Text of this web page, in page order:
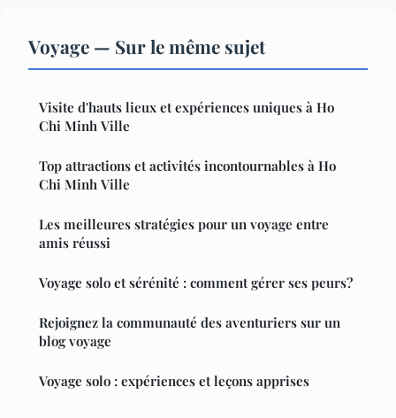
Voyage — Sur le même sujet
Visite d'hauts lieux et expériences uniques à Ho
Chi Minh Ville
Top attractions et activités incontournables à Ho
Chi Minh Ville
Les meilleures stratégies pour un voyage entre
amis réussi
Voyage solo et sérénité : comment gérer ses peurs?
Rejoignez la communauté des aventuriers sur un
blog voyage
Voyage solo : expériences et leçons apprises